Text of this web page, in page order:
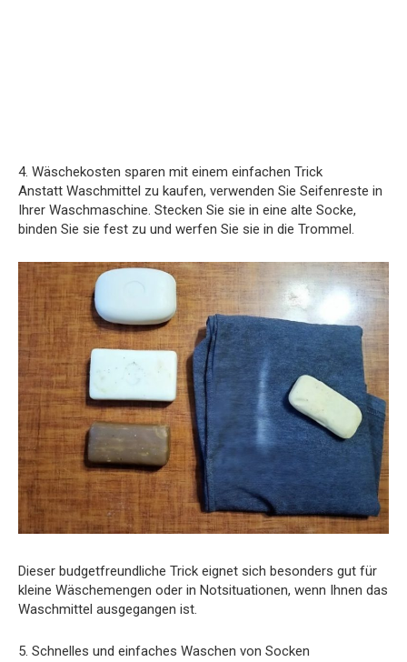
4. Wäschekosten sparen mit einem einfachen Trick
Anstatt Waschmittel zu kaufen, verwenden Sie Seifenreste in
Ihrer Waschmaschine. Stecken Sie sie in eine alte Socke,
binden Sie sie fest zu und werfen Sie sie in die Trommel.
Dieser budgetfreundliche Trick eignet sich besonders gut für
kleine Wäschemengen oder in Notsituationen, wenn Ihnen das
Waschmittel ausgegangen ist.
5. Schnelles und einfaches Waschen von Socken